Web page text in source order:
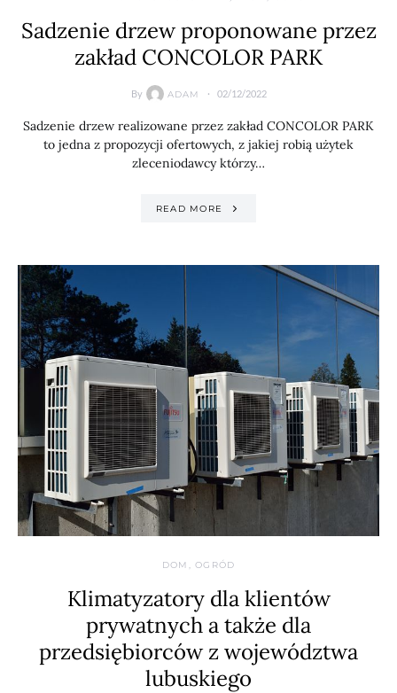
Sadzenie drzew proponowane przez
zakład CONCOLOR PARK
By ADAM 02/12/2022
Sadzenie drzew realizowane przez zakład CONCOLOR PARK
to jedna z propozycji ofertowych, z jakiej robią użytek
zleceniodawcy którzy…
READ MORE
DOM, OGRÓD
Klimatyzatory dla klientów
prywatnych a także dla
przedsiębiorców z województwa
lubuskiego